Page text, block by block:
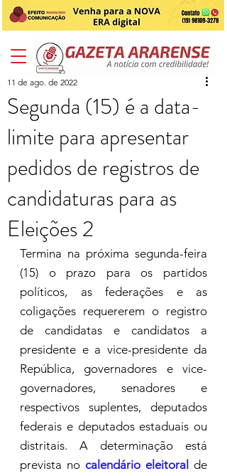
Segunda (15) é a data-
limite para apresentar
pedidos de registros de
candidaturas para as
Eleições 2
11 de ago. de 2022
Termina na próxima segunda-feira
(15) o prazo para os partidos
políticos, as federações e as
coligações requererem o registro
de candidatas e candidatos a
presidente e a vice-presidente da
República, governadores e vice-
governadores, senadores e
respectivos suplentes, deputados
federais e deputados estaduais ou
distritais. A determinação está
prevista no calendário eleitoral de